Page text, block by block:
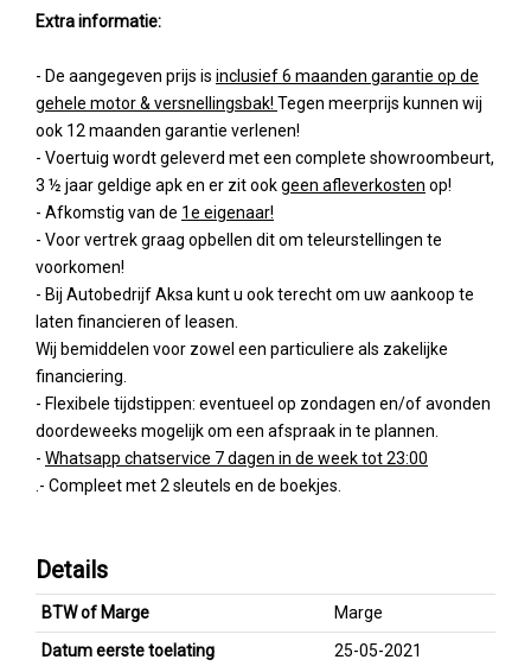
Extra informatie:
- De aangegeven prijs is inclusief 6 maanden garantie op de
gehele motor & versnellingsbak! Tegen meerprijs kunnen wij
ook 12 maanden garantie verlenen!
- Voertuig wordt geleverd met een complete showroombeurt,
3 ½ jaar geldige apk en er zit ookgeen afleverkosten op!
- Afkomstig van de 1e eigenaar!
- Voor vertrek graag opbellen dit om teleurstellingen te
voorkomen!
- Bij Autobedrijf Aksa kunt u ook terecht om uw aankoop te
laten financieren of leasen.
Wij bemiddelen voor zowel een particuliere als zakelijke
financiering.
- Flexibele tijdstippen: eventueel op zondagen en/of avonden
doordeweeks mogelijk om een afspraak in te plannen.
- Whatsapp chatservice 7 dagen in de week tot 23:00
.- Compleet met 2 sleutels en de boekjes.
Details
BTW of Marge
Marge
Datum eerste toelating
25-05-2021